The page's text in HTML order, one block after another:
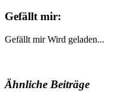
Gefällt mir:
Gefällt mir Wird geladen...
Ähnliche Beiträge